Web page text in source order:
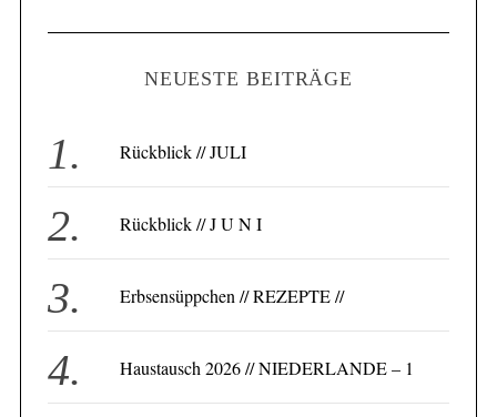
NEUESTE BEITRÄGE
Rückblick // JULI
Rückblick // J U N I
Erbsensüppchen // REZEPTE //
Haustausch 2026 // NIEDERLANDE – 1